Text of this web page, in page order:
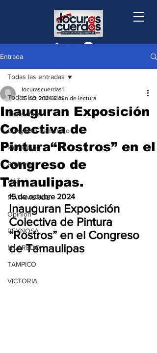
Entrada
Todas las entradas
Tamaulipas
Congreso de Estado
Municipios
Podcast
UAT
MATAMOROS
Opinión
REYNOSA
N.LAREDO
TAMPICO
VICTORIA
Todas las entradas
Inauguran Exposición
Colectiva de
Pintura“Rostros” en el
Congreso de
Tamaulipas.
locurascuerdas1
15 oct 2024 2 min de lectura
15 de octubre 2024
Inauguran Exposición
Colectiva de Pintura
“Rostros” en el Congreso
de Tamaulipas